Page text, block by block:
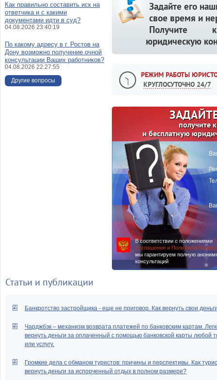
Задайте его
свое время и
Получите
юридическую
РЕЖИМ РАБОТЫ
КРУГЛОСУТОЧНО 24/7
получите
и бесплатную
В соответствии с положениями
Соглашения и Политикой
мы гарантируем полную
консультаций
Как правильно составить иск на
ответчика и с какими
документами идти в суд?
04.08.2026 23:40:19
По какому адресу в г. Ростов на
Дону возможно получение очной
консультации Ваших работников?
04.08.2026 22:27:55
Другие вопросы
Статьи и публикации
Банкротство застройщика - еще не приговор. Как вернуть свои
Чарджбэк – механизм возврата платежей по банковским картам.
вернуть деньги за оплаченный с помощью банковской карты любой
или услугу.
Громкие дела с обманом туристов: причины и перспективы. Как
вернуть деньги за испорченный отдых в полном размере?